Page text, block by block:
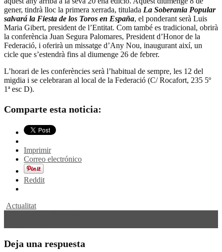
gener, tindrà lloc la primera xerrada, titulada La Soberania Popular
salvará la Fiesta de los Toros en España, el ponderant serà Luis
Maria Gibert, president de l’Entitat. Com també es tradicional, obrirà
la conferència Juan Segura Palomares, President d’Honor de la
Federació, i oferirà un missatge d’Any Nou, inaugurant així, un
cicle que s’estendrà fins al diumenge 26 de febrer.
L’horari de les conferències serà l’habitual de sempre, les 12 del
migdia i se celebraran al local de la Federació (C/ Rocafort, 235 5º
1ª esc D).
Comparte esta noticia:
Imprimir
Correo electrónico
Reddit
Actualitat
de
entradas
Deja una respuesta